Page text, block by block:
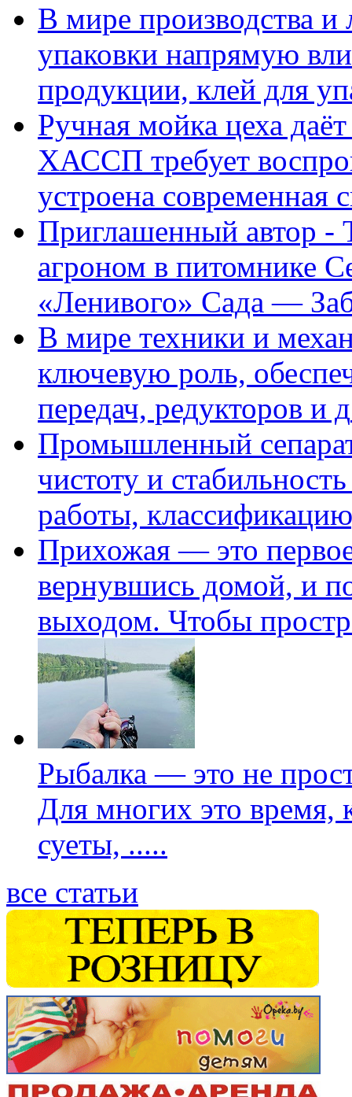
В мире производства и
упаковки напрямую
продукции, клей для
Ручная мойка цеха
ХАССП требует
устроена современная
Приглашенный автор -
агроном в питомнике
«Ленивого» Сада —
В мире техники и
ключевую роль,
передач, редукторов и д
Промышленный
чистоту и
работы,
Прихожая — это
вернувшись домой, и
выходом. Чтобы
Рыбалка — это не
Для многих это время,
суеты, .....
все статьи